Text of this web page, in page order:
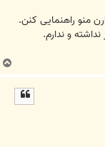
منو راهنمایی کنن.
و ندارم.